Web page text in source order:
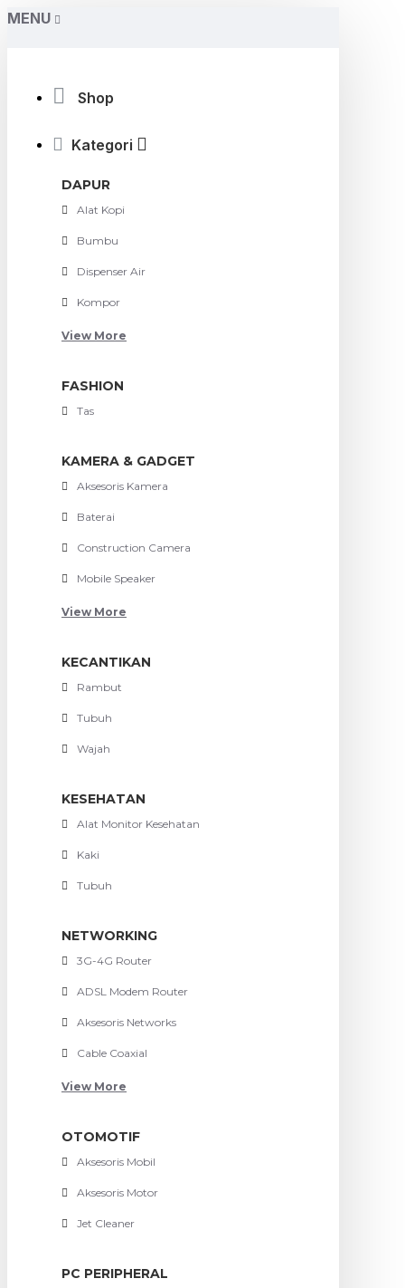
MENU
Shop
Kategori
DAPUR
Alat Kopi
Bumbu
Dispenser Air
Kompor
View More
FASHION
Tas
KAMERA & GADGET
Aksesoris Kamera
Baterai
Construction Camera
Mobile Speaker
View More
KECANTIKAN
Rambut
Tubuh
Wajah
KESEHATAN
Alat Monitor Kesehatan
Kaki
Tubuh
NETWORKING
3G-4G Router
ADSL Modem Router
Aksesoris Networks
Cable Coaxial
View More
OTOMOTIF
Aksesoris Mobil
Aksesoris Motor
Jet Cleaner
PC PERIPHERAL